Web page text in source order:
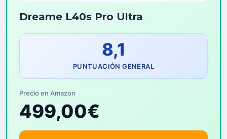
Dreame L40s Pro Ultra
8,1
PUNTUACIÓN GENERAL
Precio en Amazon
499,00€